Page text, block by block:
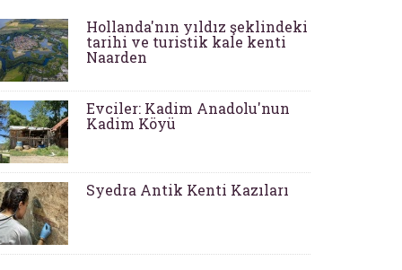
Hollanda'nın yıldız şeklindeki
tarihi ve turistik kale kenti
Naarden
Evciler: Kadim Anadolu'nun
Kadim Köyü
Syedra Antik Kenti Kazıları